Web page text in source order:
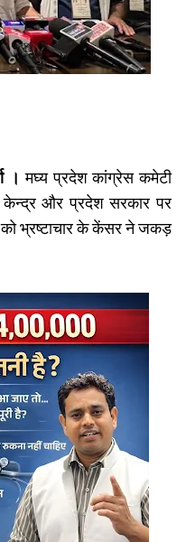
।मघ्य प्रदेश कांग्रेस कमेटी
केन्द्र और प्रदेश सरकार पर
भ्रष्टाचार के केंसर ने जकड़